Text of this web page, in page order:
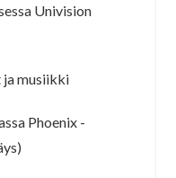
Univision
musiikki
Phoenix -